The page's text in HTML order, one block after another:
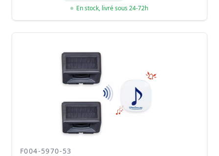
En stock, livré sous 24-72h
F004-5970-53